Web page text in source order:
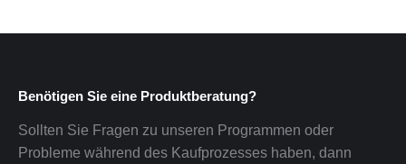
Benötigen Sie eine Produktberatung?
Sollten Sie Fragen zu unseren Programmen oder
Probleme während des Kaufprozesses haben, dann